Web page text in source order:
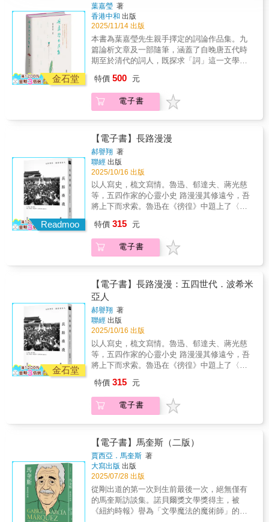
金石堂
葉嘉瑩 著
香港中和 出版
2025/11/14 出版
本書為葉嘉瑩先生親手擇定的詞論作品集。九
篇論析文章及一部隨筆，涵蓋了自晚唐五代時
期至於清代的詞人，既探求「詞」這一文學體
成就，呈現了葉嘉瑩先生精深專注的詞學觀點
及理論，發人深省。透過本書，讀者能夠對詞
的審美特質與發展脈絡有更深切的認識，並以
悟「詞」要眇幽微的特美。給古典文化愛好者
的一門詞學名家課。
特價 500 元
電子書
Readmoo
【電子書】長路漫漫
郝譽翔 著
聯經 出版
2025/10/16 出版
以人寫史，梳文寫情。魯迅、郁達夫、蔣光慈
等，五四作家的心靈小史 路漫漫其修遠兮，吾
將上下而求索。魯迅在《徬徨》中題上了〈離
代未來必須面對的命運。五四世代要走上的漫
漫長路，源頭要從八國聯軍之役說起。這場動
搖中國根基的戰爭，掀起的不只是二十世紀中
而改朝換代後，路途從此明朗平坦了嗎？睡在
「鐵屋子」裡的人都醒了嗎？民國初期的荒謬
世道、來自世界的顛盪動亂，隨同各種躁動思
潮，一齊喚醒了在這段歷史轉折點誕生與成長
的青年世代。他們是在「鐵屋子」中獨醒的一
群人，注定要在一條沒有前人走過、幾乎潰不
成道的路上，憑著一己之力，孤獨徬徨地摸索
前行。本書透過「孤獨者」魯迅、「零餘者」
郁達夫、「短褲黨」蔣光慈三位文人的生命軌
跡，以及藉由側寫與他們擦身而過、或攜手同
子駁雜、矛盾卻也自由非常的精神圖譜。我們
將目睹到——在青年覺醒的火炬點燃了五四運
動的同時，他們邂逅、聚合、相知，卻也照亮
更大的分野——中與西、左與右、國與共，直
至最終的兩岸隔海相望。在時代的洪流中，每
個人都必須做出選擇，有些選擇或許使他們的
生命有如燦爛的煙火，在令人驚詫愕然之餘，
卻又在下一刻悵然它的短暫。即使如此倏忽即
逝，但這已是一條竭盡這個五四世代所能的、
上下求索而出的漫漫長路。五四世代的這些作
特價 315 元
電子書
金石堂
【電子書】長路漫漫：五四世代．波希米
亞人
郝譽翔 著
聯經 出版
2025/10/16 出版
以人寫史，梳文寫情。魯迅、郁達夫、蔣光慈
等，五四作家的心靈小史 路漫漫其修遠兮，吾
將上下而求索。魯迅在《徬徨》中題上了〈離
代未來必須面對的命運。五四世代要走上的漫
漫長路，源頭要從八國聯軍之役說起。這場動
搖中國根基的戰爭，掀起的不只是二十世紀中
而改朝換代後，路途從此明朗平坦了嗎？睡在
「鐵屋子」裡的人都醒了嗎？民國初期的荒謬
世道、來自世界的顛盪動亂，隨同各種躁動思
潮，一齊喚醒了在這段歷史轉折點誕生與成長
的青年世代。他們是在「鐵屋子」中獨醒的一
群人，注定要在一條沒有前人走過、幾乎潰不
成道的路上，憑著一己之力，孤獨徬徨地摸索
前行。本書透過「孤獨者」魯迅、「零餘者」
特價 315 元
電子書
【電子書】馬奎斯（二版）
賈西亞．馬奎斯 著
大寫出版 出版
2025/07/28 出版
從剛出道的第一次到生前最後一次，絕無僅有
的馬奎斯訪談集。諾貝爾獎文學獎得主，被
《紐約時報》譽為「文學魔法的魔術師」的馬